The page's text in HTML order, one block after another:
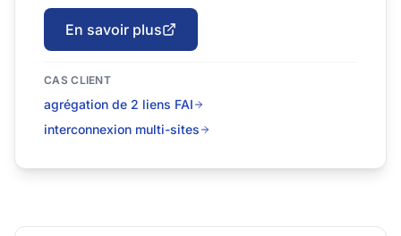
En savoir plus
CAS CLIENT
agrégation de 2 liens FAI
interconnexion multi-sites